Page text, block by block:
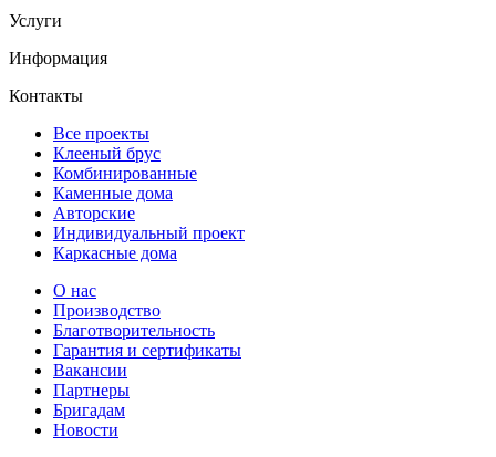
Услуги
Информация
Контакты
Все проекты
Клееный брус
Комбинированные
Каменные дома
Авторские
Индивидуальный проект
Каркасные дома
О нас
Производство
Благотворительность
Гарантия и сертификаты
Вакансии
Партнеры
Бригадам
Новости